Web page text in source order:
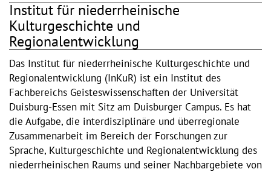
Institut für niederrheinische
Kulturgeschichte und
Regionalentwicklung
Das Institut für niederrheinische Kulturgeschichte und
Regionalentwicklung (InKuR) ist ein Institut des
Fachbereichs Geisteswissenschaften der Universität
Duisburg-Essen mit Sitz am Duisburger Campus. Es hat
die Aufgabe, die interdisziplinäre und überregionale
Zusammenarbeit im Bereich der Forschungen zur
Sprache, Kulturgeschichte und Regionalentwicklung des
niederrheinischen Raums und seiner Nachbargebiete von